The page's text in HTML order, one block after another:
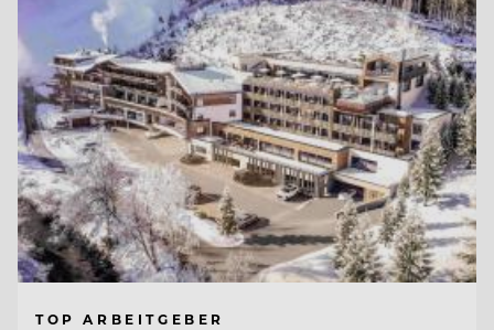
TOP ARBEITGEBER